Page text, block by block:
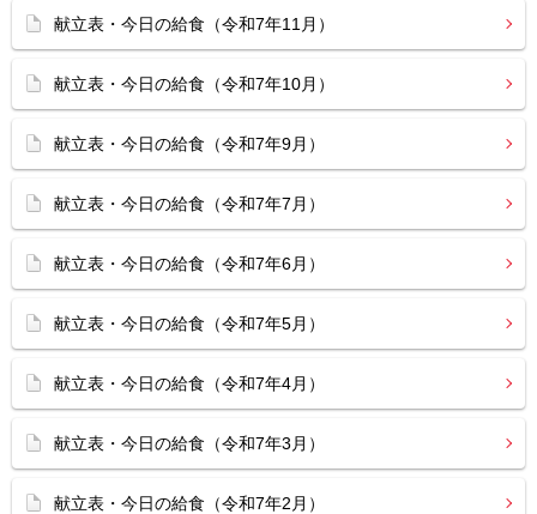
献立表・今日の給食（令和7年11月）
献立表・今日の給食（令和7年10月）
献立表・今日の給食（令和7年9月）
献立表・今日の給食（令和7年7月）
献立表・今日の給食（令和7年6月）
献立表・今日の給食（令和7年5月）
献立表・今日の給食（令和7年4月）
献立表・今日の給食（令和7年3月）
献立表・今日の給食（令和7年2月）